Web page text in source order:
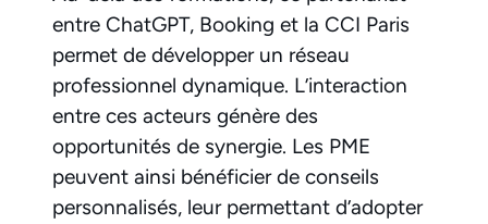
entre ChatGPT, Booking et la CCI Paris
permet de développer un réseau
professionnel dynamique. L’interaction
entre ces acteurs génère des
opportunités de synergie. Les PME
peuvent ainsi bénéficier de conseils
personnalisés, leur permettant d’adopter